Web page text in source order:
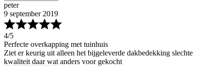
peter
9 september 2019
4/5
Perfecte overkapping met tuinhuis
Ziet er keurig uit alleen het bijgeleverde dakbedekking slechte
kwaliteit daar wat anders voor gekocht